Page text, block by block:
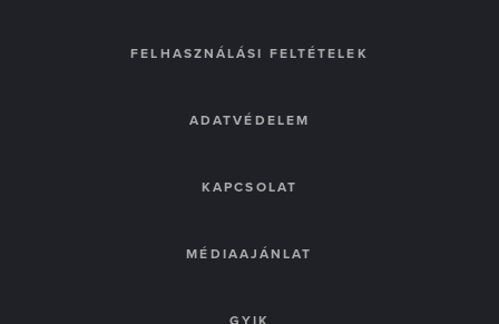
FELHASZNÁLÁSI FELTÉTELEK
ADATVÉDELEM
KAPCSOLAT
MÉDIAAJÁNLAT
GYIK